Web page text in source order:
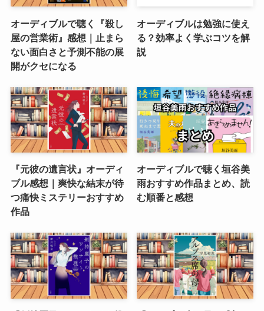
オーディブルで聴く『殺し
屋の営業術』感想｜止まら
ない面白さと予測不能の展
開がクセになる
オーディブルは勉強に使え
る？効率よく学ぶコツを解
説
『元彼の遺言状』オーディ
ブル感想｜爽快な結末が待
つ痛快ミステリーおすすめ
作品
オーディブルで聴く垣谷美
雨おすすめ作品まとめ、読
む順番と感想